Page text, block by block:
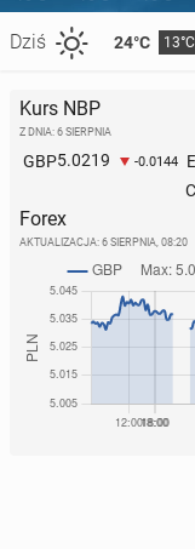
Dziś 24°C 13°C
Kurs NBP
Z DNIA: 6 SIERPNIA
GBP5.0219 -0.0144
Forex
AKTUALIZACJA: 6 SIERPNIA, 08:20